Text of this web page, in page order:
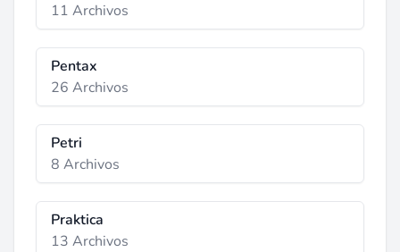
11 Archivos
Pentax
26 Archivos
Petri
8 Archivos
Praktica
13 Archivos